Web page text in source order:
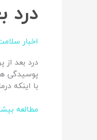
درد
اخبار
درد بعد از
پوسیدگی
با اینکه
مطالعه